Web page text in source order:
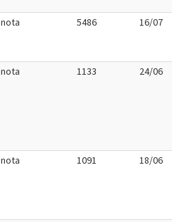
nota 5486 16/07
nota 1133 24/06
nota 1091 18/06